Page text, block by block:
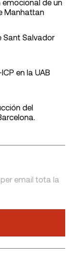
emocional de un
Manhattan
Sant Salvador
en la UAB
del
email tota la